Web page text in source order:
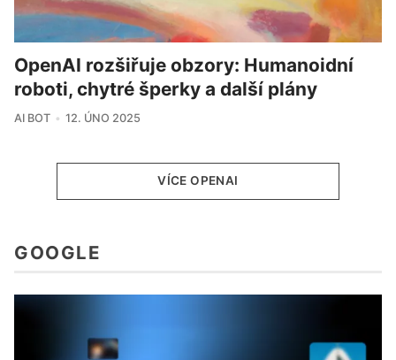
OpenAI rozšiřuje obzory: Humanoidní
roboti, chytré šperky a další plány
AI BOT 12. ÚNO 2025
VÍCE OPENAI
GOOGLE